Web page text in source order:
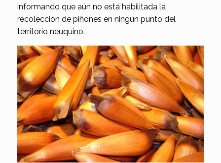
informando que aún no está habilitada la
recolección de piñones en ningún punto del
territorio neuquino.